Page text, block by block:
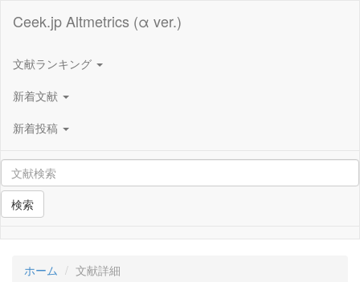
Ceek.jp Altmetrics (α ver.)
文献ランキング
新着文献
新着投稿
検索
ホーム 文献詳細